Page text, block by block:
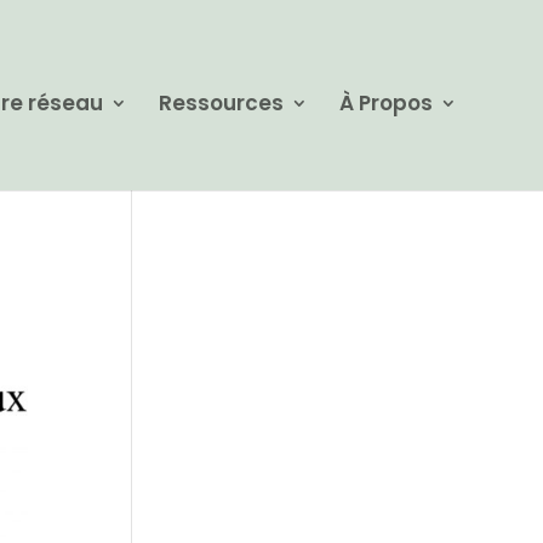
réseau Ressources À Propos